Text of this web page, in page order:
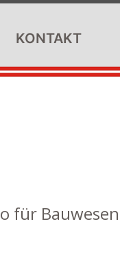
KONTAKT
für Bauwesen